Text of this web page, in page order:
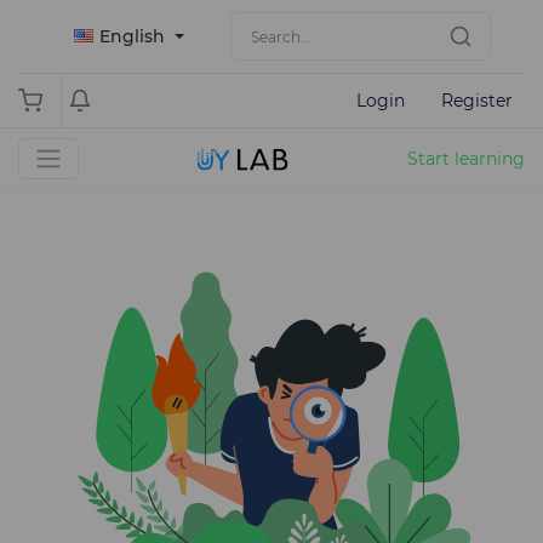
English
Login Register
Start learning